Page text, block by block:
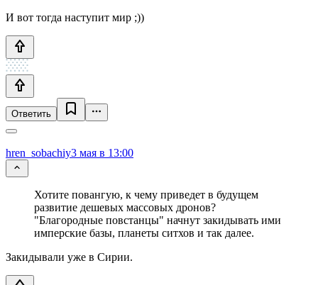
И вот тогда наступит мир ;))
Ответить
hren_sobachiy3 мая в 13:00
Хотите повангую, к чему приведет в будущем
развитие дешевых массовых дронов?
"Благородные повстанцы" начнут закидывать ими
имперские базы, планеты ситхов и так далее.
Закидывали уже в Сирии.